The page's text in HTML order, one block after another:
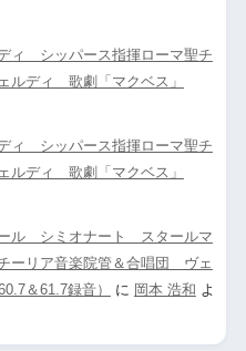
シッパース指揮ローマ聖チ
ルディ 歌劇「マクベス」
シッパース指揮ローマ聖チ
ルディ 歌劇「マクベス」
ル シミオナート スタールマ
ーリア音楽院管＆合唱団 ヴェ
＆61.7録音）
に 岡本 浩和 よ